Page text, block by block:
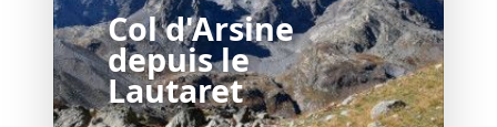
Col d'Arsine
depuis le
Lautaret